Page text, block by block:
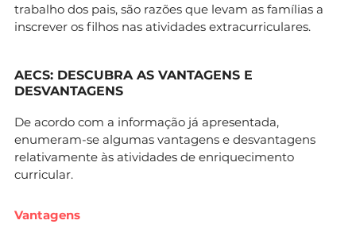
trabalho dos pais, são razões que levam as famílias a
inscrever os filhos nas atividades extracurriculares.
AECS: DESCUBRA AS VANTAGENS E
DESVANTAGENS
De acordo com a informação já apresentada,
enumeram-se algumas vantagens e desvantagens
relativamente às atividades de enriquecimento
curricular.
Vantagens